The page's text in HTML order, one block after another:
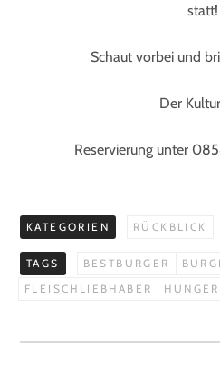
statt!
Schaut vorbei und
Der
Reservierung unter
KATEGORIEN RÜCKBLICK
TAGS BESTBURGER
FLEISCHLIEBHABER
HUNGER